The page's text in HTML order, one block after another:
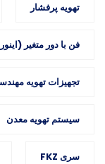
تهویه پرفشار
فن با دور متغیر
تجهیزات تهویه
سیستم تهویه معدن
سری FKZ